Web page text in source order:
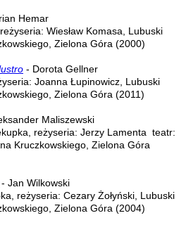
Hemar
Wiesław Komasa, Lubuski
Zielona Góra (2000)
- Dorota Gellner
Joanna Łupinowicz, Lubuski
Zielona Góra (2011)
Maliszewski
reżyseria: Jerzy Lamenta teatr:
Kruczkowskiego, Zielona Góra
Jan Wilkowski
reżyseria: Cezary Żołyński, Lubuski
Zielona Góra (2004)